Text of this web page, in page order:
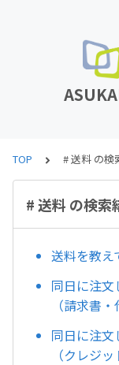
TOP # 送料 の検
# 送料 の検索
送料を教え
同日に注
（請求書
同日に注
（クレジ